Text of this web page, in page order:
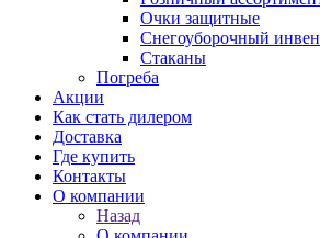
Очки защитные
Снегоуборочный
Стаканы
Погреба
Акции
Как стать дилером
Доставка
Где купить
Контакты
О компании
Назад